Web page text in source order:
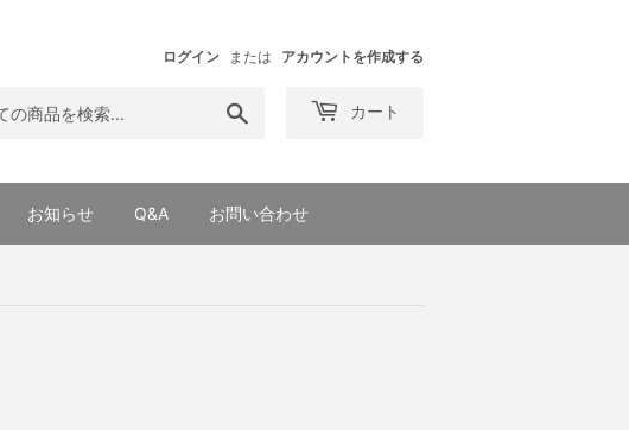
ログイン または アカウントを作成する
る
カート
お知らせ Q&A お問い合わせ